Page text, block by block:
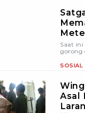
Saat
gorong
SOSIAL
Asal